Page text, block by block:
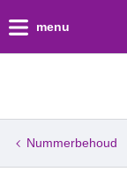
menu
Nummerbehoud